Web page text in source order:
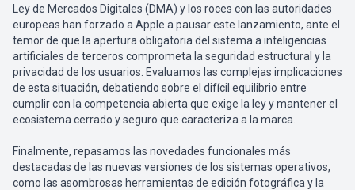
Ley de Mercados Digitales (DMA) y los roces con las autoridades
europeas han forzado a Apple a pausar este lanzamiento, ante el
temor de que la apertura obligatoria del sistema a inteligencias
artificiales de terceros comprometa la seguridad estructural y la
privacidad de los usuarios. Evaluamos las complejas implicaciones
de esta situación, debatiendo sobre el difícil equilibrio entre
cumplir con la competencia abierta que exige la ley y mantener el
ecosistema cerrado y seguro que caracteriza a la marca.
Finalmente, repasamos las novedades funcionales más
destacadas de las nuevas versiones de los sistemas operativos,
como las asombrosas herramientas de edición fotográfica y la